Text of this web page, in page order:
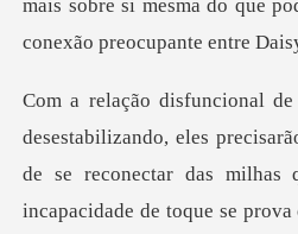
se reconectar das milhas
incapacidade de toque se